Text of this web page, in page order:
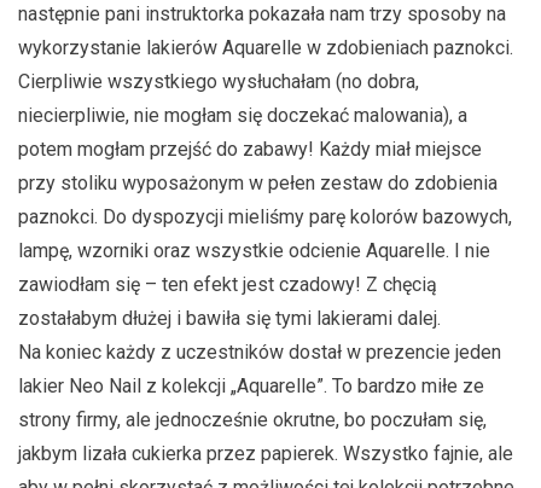
następnie pani instruktorka pokazała nam trzy sposoby na
wykorzystanie lakierów Aquarelle w zdobieniach paznokci.
Cierpliwie wszystkiego wysłuchałam (no dobra,
niecierpliwie, nie mogłam się doczekać malowania), a
potem mogłam przejść do zabawy! Każdy miał miejsce
przy stoliku wyposażonym w pełen zestaw do zdobienia
paznokci. Do dyspozycji mieliśmy parę kolorów bazowych,
lampę, wzorniki oraz wszystkie odcienie Aquarelle. I nie
zawiodłam się – ten efekt jest czadowy! Z chęcią
zostałabym dłużej i bawiła się tymi lakierami dalej.
Na koniec każdy z uczestników dostał w prezencie jeden
lakier Neo Nail z kolekcji „Aquarelle”. To bardzo miłe ze
strony firmy, ale jednocześnie okrutne, bo poczułam się,
jakbym lizała cukierka przez papierek. Wszystko fajnie, ale